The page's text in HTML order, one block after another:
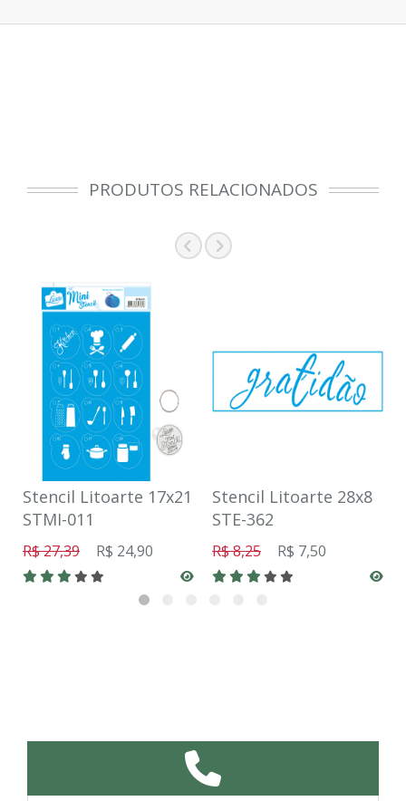
PRODUTOS RELACIONADOS
Stencil Litoarte 17x21
STMI-011
R$ 27,39 R$ 24,90
Stencil Litoarte 28x8
STE-362
R$ 8,25 R$ 7,50